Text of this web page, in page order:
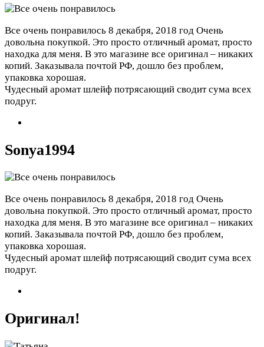
Все очень понравилось 8 декабря, 2018 год Очень
довольна покупкой. Это просто отличный аромат, просто
находка для меня. В это магазине все оригинал – никаких
копий. Заказывала почтой РФ, дошло без проблем,
упаковка хорошая.
Чудесный аромат шлейф потрясающий сводит сума всех
подруг.
Sonya1994
Все очень понравилось 8 декабря, 2018 год Очень
довольна покупкой. Это просто отличный аромат, просто
находка для меня. В это магазине все оригинал – никаких
копий. Заказывала почтой РФ, дошло без проблем,
упаковка хорошая.
Чудесный аромат шлейф потрясающий сводит сума всех
подруг.
Оригинал!